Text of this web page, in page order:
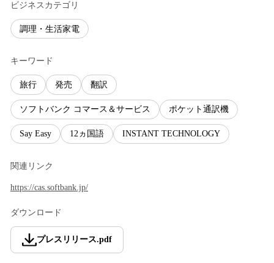
ビジネスカテゴリ
調理・生活家電
キーワード
旅行 発売 翻訳
ソフトバンク コマース＆サービス ポケット通訳機
Say Easy 12ヵ国語 INSTANT TECHNOLOGY
関連リンク
https://cas.softbank.jp/
ダウンロード
プレスリリース.pdf